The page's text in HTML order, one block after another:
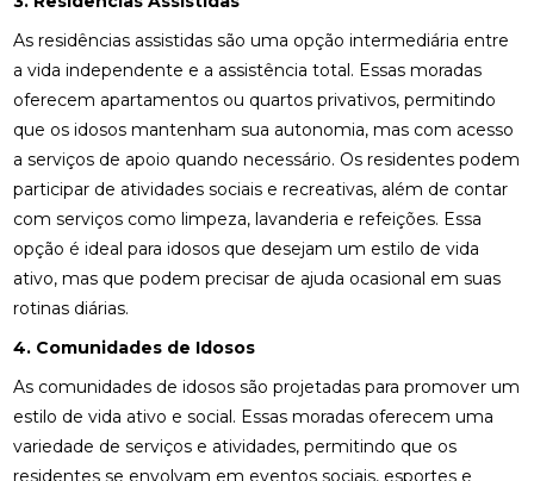
As residências assistidas são uma opção intermediária entre
a vida independente e a assistência total. Essas moradas
oferecem apartamentos ou quartos privativos, permitindo
que os idosos mantenham sua autonomia, mas com acesso
a serviços de apoio quando necessário. Os residentes podem
participar de atividades sociais e recreativas, além de contar
com serviços como limpeza, lavanderia e refeições. Essa
opção é ideal para idosos que desejam um estilo de vida
ativo, mas que podem precisar de ajuda ocasional em suas
rotinas diárias.
4. Comunidades de Idosos
As comunidades de idosos são projetadas para promover um
estilo de vida ativo e social. Essas moradas oferecem uma
variedade de serviços e atividades, permitindo que os
residentes se envolvam em eventos sociais, esportes e